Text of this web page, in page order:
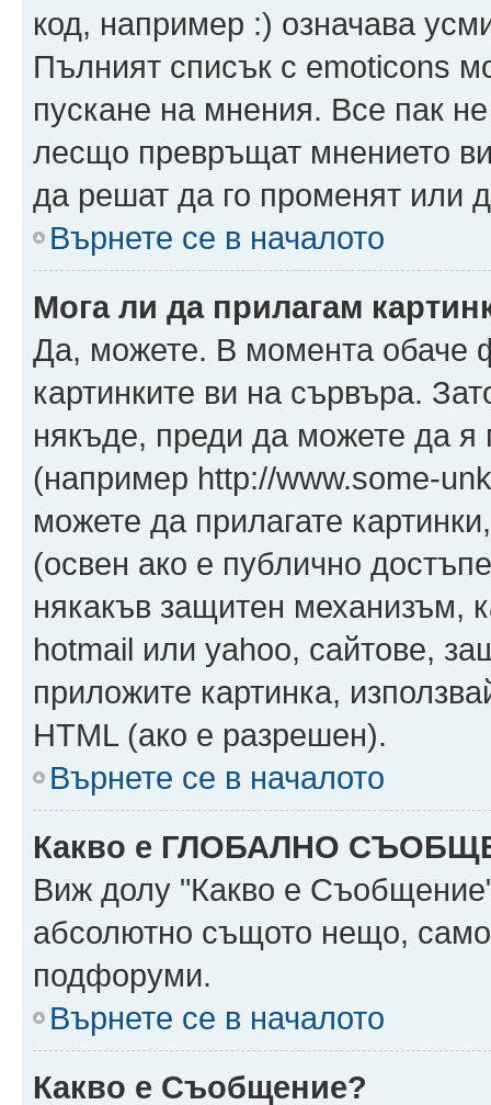
код, например :) означава
Пълният списък с emoticons
пускане на мнения. Все пак
лесщо превръщат мнението
да решат да го променят или
Върнете се в началото
Мога ли да прилагам
Да, можете. В момента обаче
картинките ви на сървъра.
някъде, преди да можете да
(например http://www.some-
можете да прилагате
(освен ако е публично
някакъв защитен механизъм,
hotmail или yahoo, сайтове,
приложите картинка,
HTML (ако е разрешен).
Върнете се в началото
Какво е ГЛОБАЛНО
Виж долу "Какво е
абсолютно същото нещо,
подфоруми.
Върнете се в началото
Какво е Съобщение?